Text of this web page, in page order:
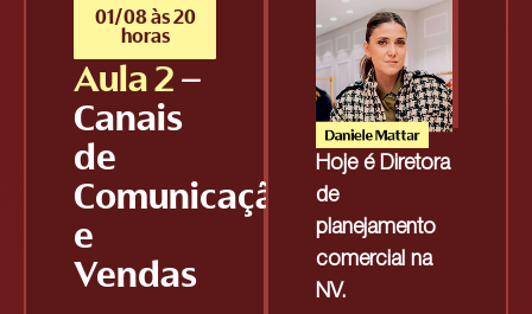
01/08 às 20
horas
Aula 2–
Canais
de
Comunicação
e
Vendas
Hoje é Diretora
de
planejamento
comercial na
NV.